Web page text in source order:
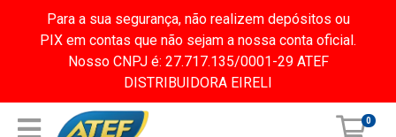
Para a sua segurança, não realizem depósitos ou
PIX em contas que não sejam a nossa conta oficial.
Nosso CNPJ é: 27.717.135/0001-29 ATEF
DISTRIBUIDORA EIRELI
0